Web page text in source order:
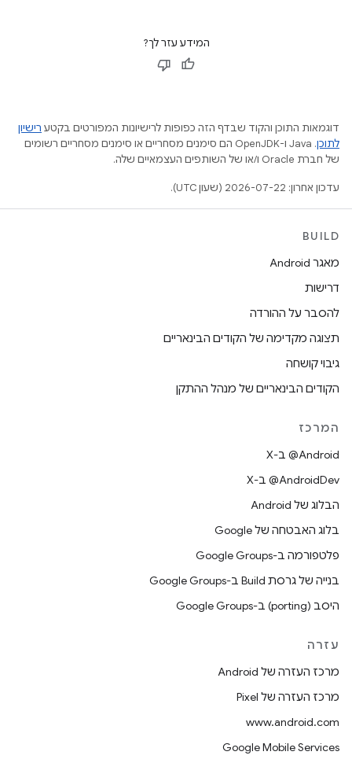
המידע עזר לך?
דוגמאות התוכן והקוד שבדף הזה כפופות לרישיונות המפורטים בקטע רישיון
לתוכן
.‏ Java ו-OpenJDK הם סימנים מסחריים או סימנים מסחריים רשומים
של חברת Oracle ו/או של השותפים העצמאיים שלה.
עדכון אחרון: 2026-07-22 (שעון UTC).
BUILD
מאגר Android
דרישות
להסבר על ההורדה
תצוגה מקדימה של הקודים הבינאריים
גיבוי קושחה
הקודים הבינאריים של מנהל ההתקן
המרכז
‫‎@Android ב-X
‫‎@AndroidDev ב-X
הבלוג של Android
בלוג האבטחה של Google
פלטפורמה ב-Google Groups
בנייה של גרסת Build ב-Google Groups
היסב (porting) ב-Google Groups
עזרה
מרכז העזרה של Android
מרכז העזרה של Pixel
www.android.com
Google Mobile Services